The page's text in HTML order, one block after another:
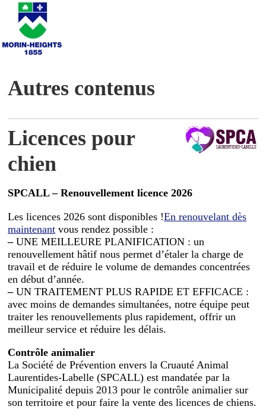
Autres contenus
Licences pour
chien
SPCALL – Renouvellement licence 2026
Les licences 2026 sont disponibles !En renouvelant dès
maintenant vous rendez possible :
–UNE MEILLEURE PLANIFICATION : un
renouvellement hâtif nous permet d’étaler la charge de
travail et de réduire le volume de demandes concentrées
en début d’année.
–UN TRAITEMENT PLUS RAPIDE ET EFFICACE :
avec moins de demandes simultanées, notre équipe peut
traiter les renouvellements plus rapidement, offrir un
meilleur service et réduire les délais.
Contrôle animalier
La Société de Prévention envers la Cruauté Animal
Laurentides-Labelle (SPCALL) est mandatée par la
Municipalité depuis 2013 pour le contrôle animalier sur
son territoire et pour faire la vente des licences de chiens.